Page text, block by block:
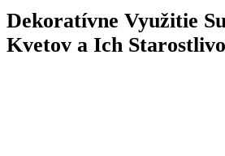
Dekoratívne Využitie
Kvetov a Ich